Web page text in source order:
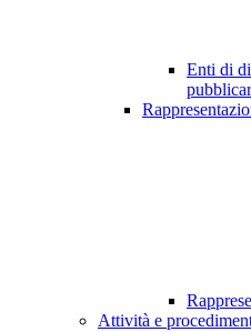
Enti di
Attività e